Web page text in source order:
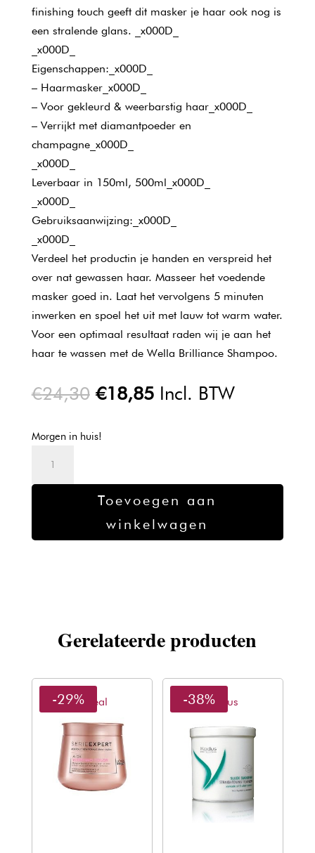
finishing touch geeft dit masker je haar ook nog is
een stralende glans. _x000D_
_x000D_
Eigenschappen:_x000D_
– Haarmasker_x000D_
– Voor gekleurd & weerbarstig haar_x000D_
– Verrijkt met diamantpoeder en
champagne_x000D_
_x000D_
Leverbaar in 150ml, 500ml_x000D_
_x000D_
Gebruiksaanwijzing:_x000D_
_x000D_
Verdeel het productin je handen en verspreid het
over nat gewassen haar. Masseer het voedende
masker goed in. Laat het vervolgens 5 minuten
inwerken en spoel het uit met lauw tot warm water.
Voor een optimaal resultaat raden wij je aan het
haar te wassen met de Wella Brilliance Shampoo.
€24,30 Oorspronkelijke
was:
€18,85Huidige
Incl. BTW
Morgen in huis!
Toevoegen aan
winkelwagen
Gerelateerde producten
L'oreal
-29% Kadus
-38%